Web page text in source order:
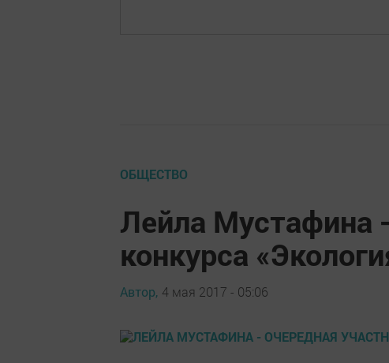
ОБЩЕСТВО
Лейла Мустафина
конкурса
Автор, 4 мая 2017 - 05:06